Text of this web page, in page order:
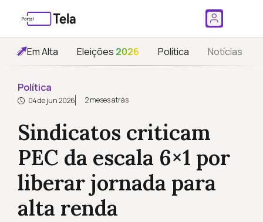
Em Alta Eleições 2026 Política Notícias
Política
04 de jun 2026 2 meses atrás
Sindicatos criticam
PEC da escala 6×1 por
liberar jornada para
alta renda